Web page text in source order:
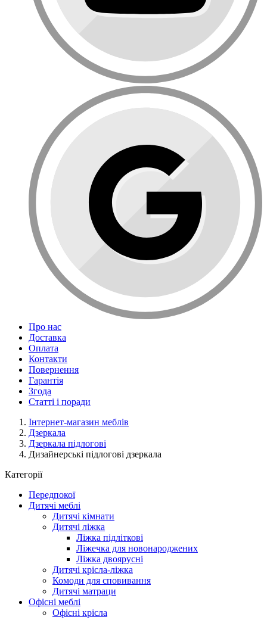
Про нас
Доставка
Оплата
Контакти
Повернення
Гарантія
Згода
Статті і поради
Інтернет-магазин меблів
Дзеркала
Дзеркала підлогові
Дизайнерські підлогові дзеркала
Категорії
Передпокої
Дитячі меблі
Дитячі кімнати
Дитячі ліжка
Ліжка підліткові
Ліжечка для новонароджених
Ліжка двоярусні
Дитячі крісла-ліжка
Комоди для сповивання
Дитячі матраци
Офісні меблі
Офісні крісла